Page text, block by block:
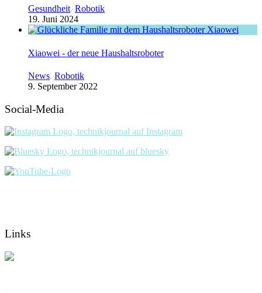
Gesundheit, Robotik
19. Juni 2024
Xiaowei - der neue Haushaltsroboter
News, Robotik
9. September 2022
Social-Media
Links